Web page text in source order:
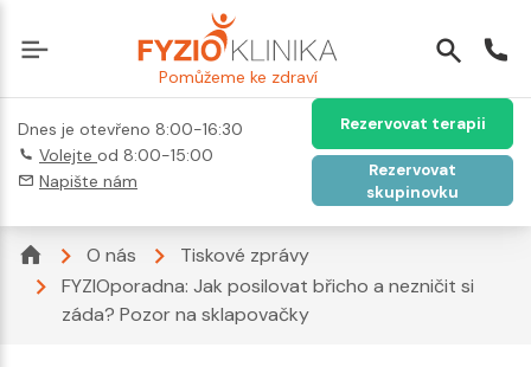
Pomůžeme ke zdraví
Dnes je otevřeno 8:00-16:30
Volejte od 8:00-15:00
Napište nám
Rezervovat terapii
Rezervovat
skupinovku
O nás
Tiskové zprávy
FYZIOporadna: Jak posilovat břicho a nezničit si
záda? Pozor na sklapovačky